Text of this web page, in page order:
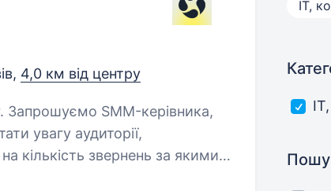
4,0 км від центру
увагу аудиторії,
кількість звернень за якими
IT,